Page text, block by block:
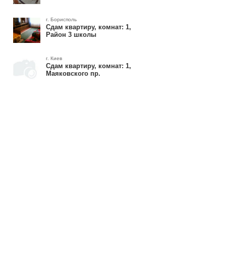
г. Борисполь
Сдам квартиру, комнат: 1,
Район 3 школы
г. Киев
Сдам квартиру, комнат: 1,
Маяковского пр.